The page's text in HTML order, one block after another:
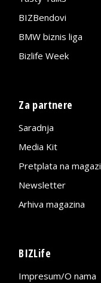
BIZBendovi
BMW biznis liga
Bizlife Week
Za partnere
Saradnja
Media Kit
Pretplata na
Newsletter
Arhiva magazina
BIZLife
Impresum/O nama